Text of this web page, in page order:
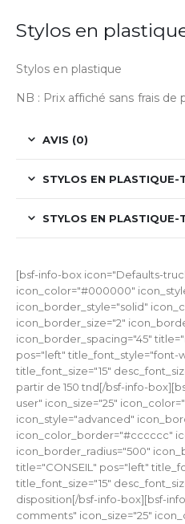
Stylos en
Stylos en plastique
NB : Prix affiché sans frais de
AVIS (0)
STYLOS EN PLASTIQUE-
STYLOS EN PLASTIQUE-
[bsf-info-box icon="Defaults-
icon_color="#000000"
icon_border_style="solid"
icon_border_size="2"
icon_border_spacing="45"
pos="left" title_font_style="font-
title_font_size="15"
partir de 150 tnd[/bsf-info-
user" icon_size="25"
icon_style="advanced"
icon_color_border="#cccccc"
icon_border_radius="500"
title="CONSEIL" pos="left"
title_font_size="15"
disposition[/bsf-info-box][bsf-
comments" icon_size="25"